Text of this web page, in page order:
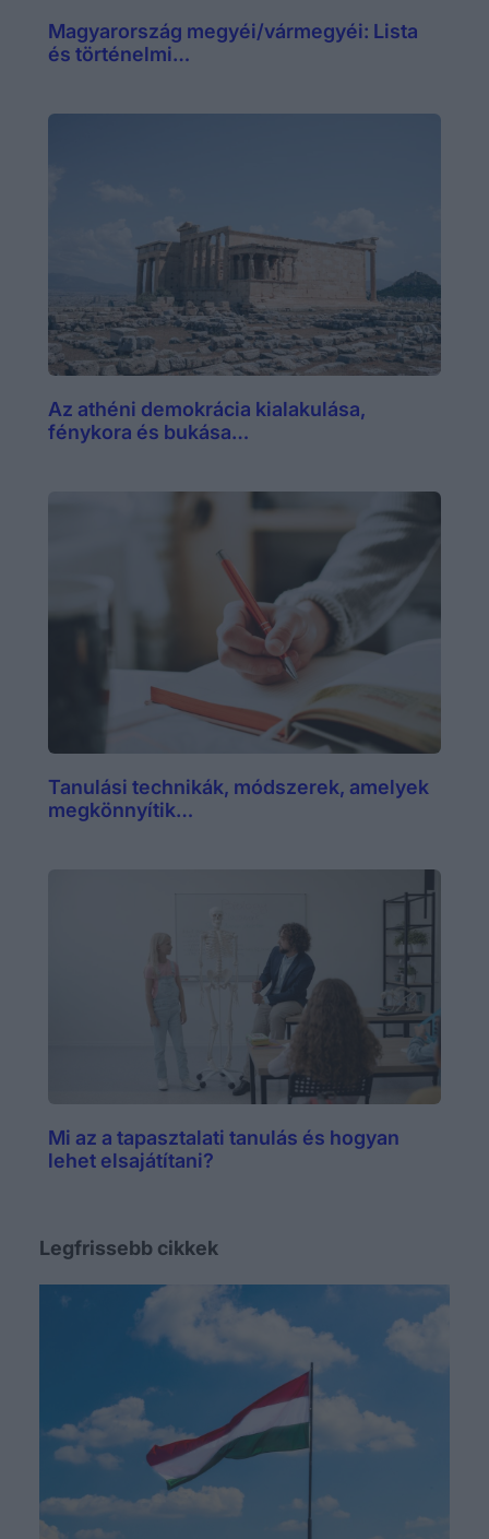
Magyarország megyéi/vármegyéi: Lista
és történelmi…
Az athéni demokrácia kialakulása,
fénykora és bukása…
Tanulási technikák, módszerek, amelyek
megkönnyítik…
Mi az a tapasztalati tanulás és hogyan
lehet elsajátítani?
Legfrissebb cikkek